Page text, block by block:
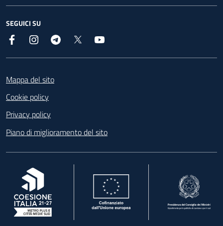
SEGUICI SU
Facebook InstagramTelegram
Mappa del sito
Cookie policy
Privacy policy
Piano di miglioramento del sito
, apre in una nuova scheda